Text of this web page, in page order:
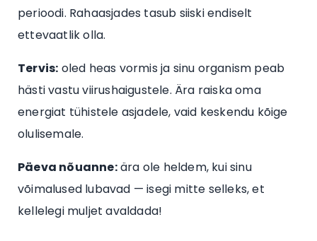
perioodi. Rahaasjades tasub siiski endiselt
ettevaatlik olla.
Tervis: oled heas vormis ja sinu organism peab
hästi vastu viirushaigustele. Ära raiska oma
energiat tühistele asjadele, vaid keskendu kõige
olulisemale.
Päeva nõuanne:ära ole heldem, kui sinu
võimalused lubavad — isegi mitte selleks, et
kellelegi muljet avaldada!